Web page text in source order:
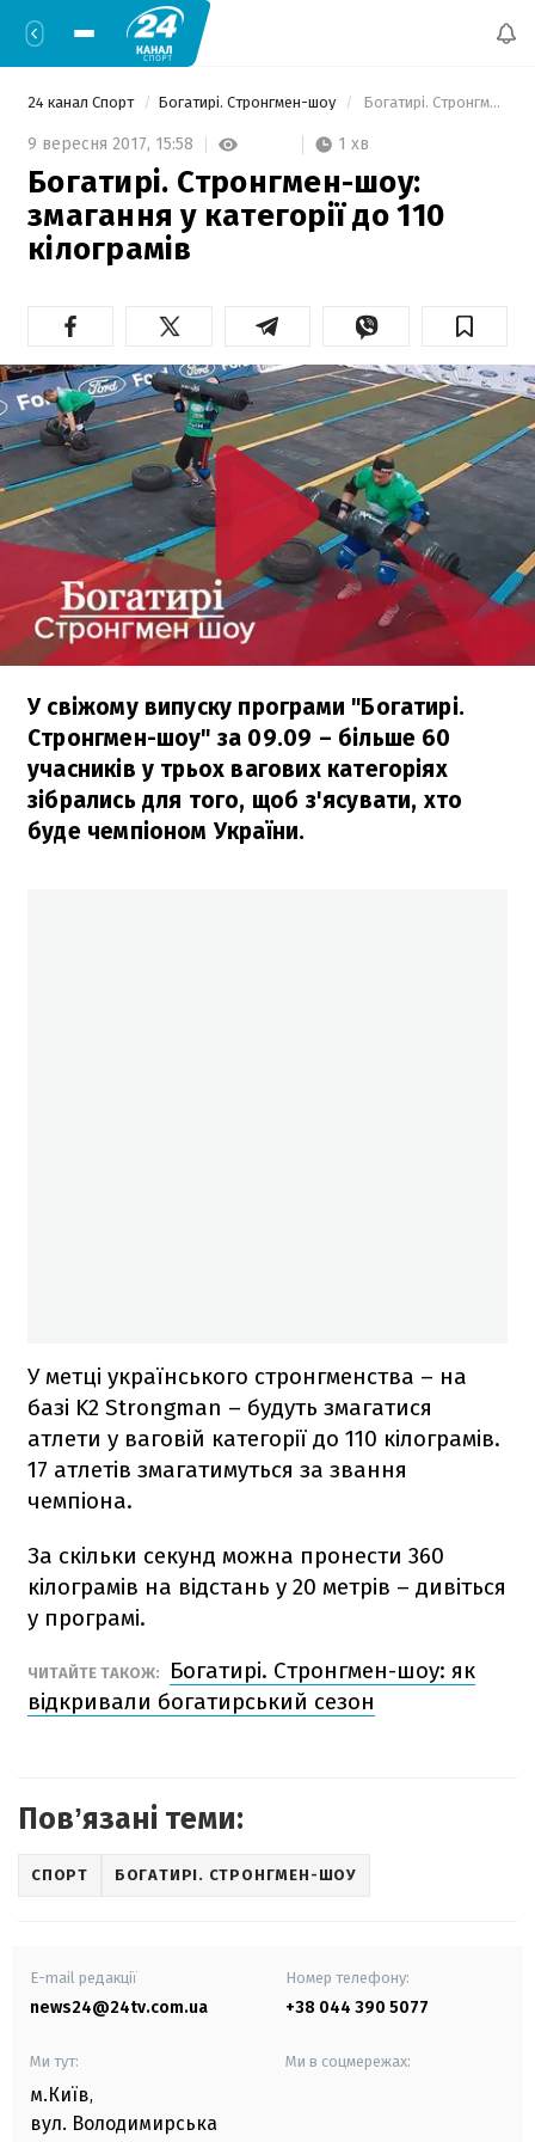
24 канал Спорт Богатирі. Стронгмен-шоу Богатирі. Стронгмен-шоу: змагання у категорії до 110 кілограмів
9 вересня 2017, 15:58 1 хв
Богатирі. Стронгмен-шоу:
змагання у категорії до 110
кілограмів
У свіжому випуску програми "Богатирі.
Стронгмен-шоу" за 09.09 – більше 60
учасників у трьох вагових категоріях
зібрались для того, щоб з'ясувати, хто
буде чемпіоном України.
У метці українського стронгменства – на
базі K2 Strongman – будуть змагатися
атлети у ваговій категорії до 110 кілограмів.
17 атлетів змагатимуться за звання
чемпіона.
За скільки секунд можна пронести 360
кілограмів на відстань у 20 метрів – дивіться
у програмі.
ЧИТАЙТЕ ТАКОЖ:
Богатирі. Стронгмен-шоу: як
відкривали богатирський сезон
Повʼязані теми:
СПОРТ БОГАТИРІ. СТРОНГМЕН-ШОУ
E-mail редакції
news24@24tv.com.ua
Номер телефону:
+38 044 390 5077
Ми тут:
м.Київ,
вул. Володимирська
Ми в соцмережах: